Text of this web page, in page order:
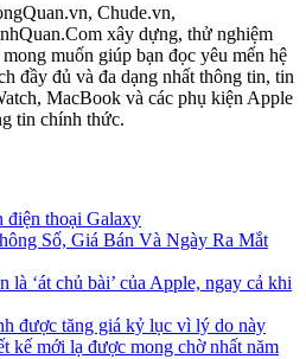
Chude.vn,
xây dựng, thử nghiệm
muốn giúp bạn đọc yêu mến hệ
đầy đủ và đa dạng nhất thông tin, tin
MacBook và các phụ kiện Apple
tin chính thức.
điện thoại Galaxy
Số, Giá Bán Và Ngày Ra Mắt
là ‘át chủ bài’ của Apple, ngay cả khi
được tăng giá kỷ lục vì lý do này
kế mới lạ được mong chờ nhất năm